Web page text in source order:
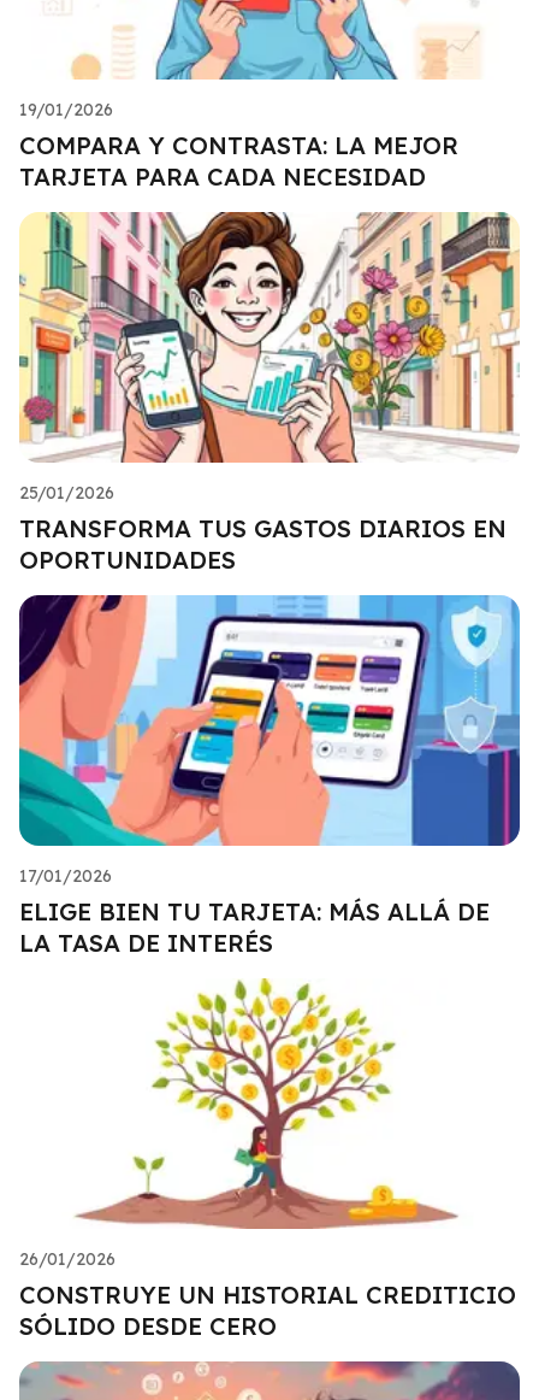
19/01/2026
COMPARA Y CONTRASTA: LA MEJOR
TARJETA PARA CADA NECESIDAD
25/01/2026
TRANSFORMA TUS GASTOS DIARIOS EN
OPORTUNIDADES
17/01/2026
ELIGE BIEN TU TARJETA: MÁS ALLÁ DE
LA TASA DE INTERÉS
26/01/2026
CONSTRUYE UN HISTORIAL CREDITICIO
SÓLIDO DESDE CERO